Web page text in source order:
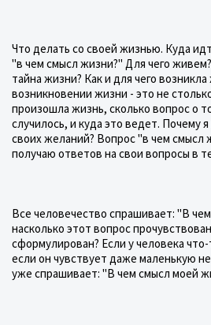
Что делать со своей жизнью. Куда
"в чем смысл жизни?" Для чего
тайна жизни? Как и для чего
возникновении жизни - это не
произошла жизнь, сколько вопрос о
случилось, и куда это ведет. Почему
своих желаний? Вопрос "в чем смысл
получаю ответов на свои вопросы в
Все человечество спрашивает: "В
насколько этот вопрос
сформулирован? Если у человека
если он чувствует даже маленькую
уже спрашивает: "В чем смысл моей